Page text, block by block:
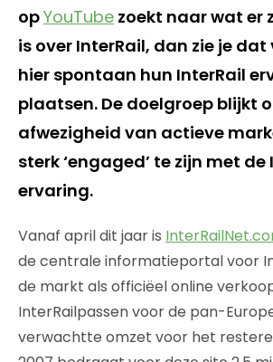
opYouTube zoekt naar wat er
is over InterRail, dan zie je
hier spontaan hun InterRail
plaatsen. De doelgroep blijkt
afwezigheid van actieve
sterk ‘engaged’ te zijn met de
ervaring.
Vanaf april dit jaar is
de centrale informatieportal voor
de markt als officiëel online
InterRailpassen voor de pan-
verwachtte omzet voor het